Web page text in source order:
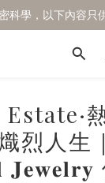
Estate·
烈人生
科學，以下內容只